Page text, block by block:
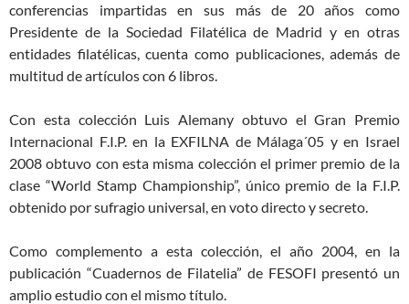
conferencias impartidas en sus más de 20 años como
Presidente de la Sociedad Filatélica de Madrid y en otras
entidades filatélicas, cuenta como publicaciones, además de
multitud de artículos con 6 libros.
Con esta colección Luis Alemany obtuvo el Gran Premio
Internacional F.I.P. en la EXFILNA de Málaga´05 y en Israel
2008 obtuvo con esta misma colección el primer premio de la
clase “World Stamp Championship”, único premio de la F.I.P.
obtenido por sufragio universal, en voto directo y secreto.
Como complemento a esta colección, el año 2004, en la
publicación “Cuadernos de Filatelia” de FESOFI presentó un
amplio estudio con el mismo título.